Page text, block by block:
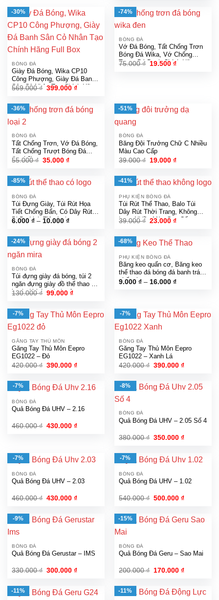
99.000 ₫.là:
59.000 ₫.
-30%
BÓNG ĐÁ
Giày Đá Bóng, Wika CP10
Công Phượng, Giày Đá Banh
Sân Cỏ Nhân Tạo Chính Hãng
569.000₫ Giá
569.000 ₫.
399.000₫Giá
là:
399.000 ₫.
-74%
BÓNG ĐÁ
Vớ Đá Bóng, Tất Chống Trơn
Bóng Đá Wika, Vớ Chống
Trượt Đá Banh Chính Hãng
75.000₫ Giá
19.500₫Giá
-36%
BÓNG ĐÁ
Tất Chống Trơn, Vớ Đá Bóng,
Tất Chống Trượt Bóng Đá
(Loại 2)
55.000₫ Giá
55.000 ₫.
35.000₫Giá
là:
35.000 ₫.
-51%
BÓNG ĐÁ
Băng Đội Trưởng Chữ C Nhiều
Màu Cao Cấp
39.000₫ Giá
39.000 ₫.
19.000₫Giá
là:
19.000 ₫.
-85%
BÓNG ĐÁ
Túi Đựng Giày, Túi Rút Họa
Tiết Chống Bẩn, Có Dây Rút
Đi Du Lịch Tiện Lợi
6.000₫ – 10.000₫Khoảng
6.000 ₫
đến
-41%
PHỤ KIỆN BÓNG ĐÁ
Túi Rút Thể Thao, Balo Túi
Dây Rút Thời Trang, Không
Logo Nhiều Màu Cao Cấp
39.000₫ Giá
39.000 ₫.
23.000₫Giá
là:
23.000 ₫.
-24%
BÓNG ĐÁ
Túi đựng giày đá bóng, túi 2
ngăn đựng giày đồ thể thao đá
banh đá bóng, balo tập gym
130.000₫ Giá
130.000 ₫.
99.000₫Giá
là:
99.000 ₫.
-68%
PHỤ KIỆN BÓNG ĐÁ
Băng keo quấn cơ, Băng keo
thể thao đá bóng đá banh tránh
chấn thương
9.000₫ – 16.000₫Khoảng
16.000 ₫
-7%
GĂNG TAY THỦ MÔN
Găng Tay Thủ Môn Eepro
EG1022 – Đỏ
420.000₫ Giá
420.000 ₫.
390.000₫Giá
là:
390.000 ₫.
-7%
BÓNG ĐÁ
Găng Tay Thủ Môn Eepro
EG1022 – Xanh Lá
420.000₫ Giá
420.000 ₫.
390.000₫Giá
là:
390.000 ₫.
-7%
BÓNG ĐÁ
Quả Bóng Đá UHV – 2.16
460.000₫ Giá
430.000₫Giá
-8%
BÓNG ĐÁ
Quả Bóng Đá UHV – 2.05 Số 4
380.000₫ Giá
380.000 ₫.
350.000₫Giá
là:
350.000 ₫.
-7%
BÓNG ĐÁ
Quả Bóng Đá UHV – 2.03
460.000₫ Giá
460.000 ₫.
430.000₫Giá
là:
430.000 ₫.
-7%
BÓNG ĐÁ
Quả Bóng Đá UHV – 1.02
540.000₫ Giá
540.000 ₫.
500.000₫Giá
là:
500.000 ₫.
-9%
BÓNG ĐÁ
Quả Bóng Đá Gerustar – IMS
330.000₫ Giá
330.000 ₫.
300.000₫Giá
là:
300.000 ₫.
-15%
BÓNG ĐÁ
Quả Bóng Đá Geru – Sao Mai
200.000₫ Giá
200.000 ₫.
170.000₫Giá
là:
170.000 ₫.
-11% -11%